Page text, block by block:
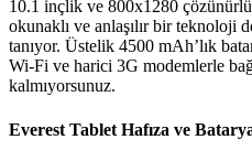
10.1 inçlik ve 800x1280
okunaklı ve anlaşılır bir teknoloji
tanıyor. Üstelik 4500 mAh’lık
Wi-Fi ve harici 3G modemlerle
kalmıyorsunuz.
Everest Tablet Hafıza ve